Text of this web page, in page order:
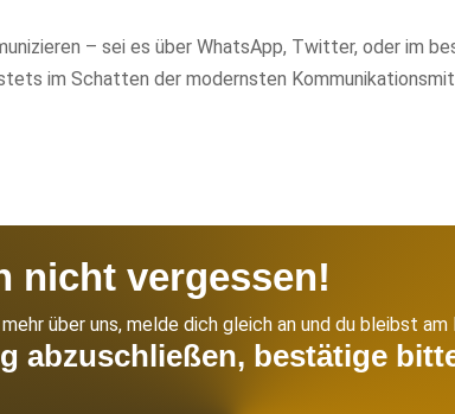
– sei es über WhatsApp, Twitter, oder im
im Schatten der modernsten
nicht vergessen!
über uns, melde dich gleich an und du bleibst am
abzuschließen, bestätige